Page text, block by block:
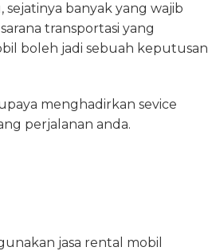
banyak yang wajib
transportasi yang
boleh jadi sebuah keputusan
menghadirkan sevice
perjalanan anda.
jasa rental mobil